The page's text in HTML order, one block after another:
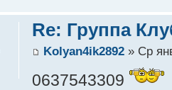
Re: Группа
Kolyan4ik2892» Ср
0637543309